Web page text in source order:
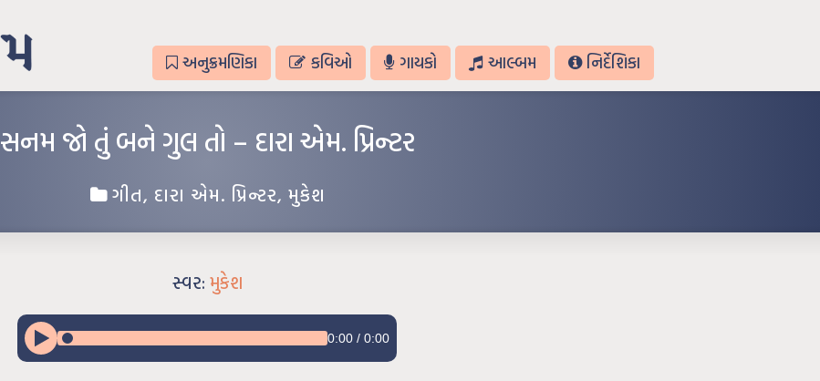
અનુક્રમણિકા કવિઓ ગાયકો આલ્બમ નિર્દેશિકા
સનમ જો તું બને ગુલ તો – દારા એમ. પ્રિન્ટર
ગીત, દારા એમ. પ્રિન્ટર, મુકેશ
સ્વર: મુકેશ
0:00 / 0:00